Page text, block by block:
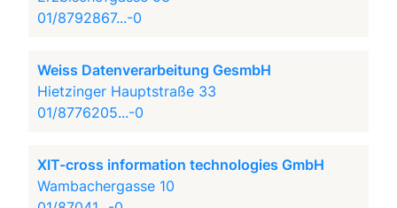
01/8792867...-0
Weiss Datenverarbeitung GesmbH
Hietzinger Hauptstraße 33
01/8776205...-0
XIT-cross information technologies GmbH
Wambachergasse 10